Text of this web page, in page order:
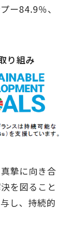
ー84.9％、
り組み
摯に向き合
を図ること
し、持続的